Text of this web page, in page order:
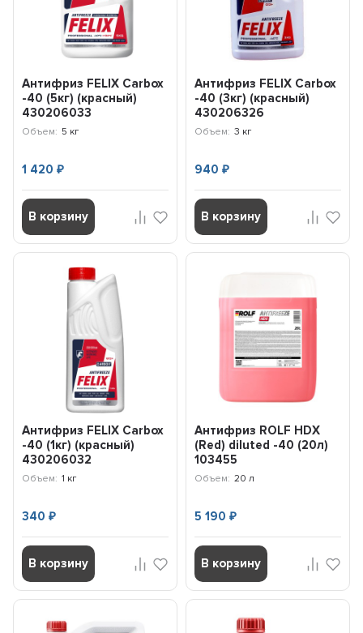
Антифриз FELIX Carbox
-40 (5кг) (красный)
430206033
Объем: 5 кг
1 420₽
В корзину
Антифриз FELIX Carbox
-40 (3кг) (красный)
430206326
Объем: 3 кг
940 ₽
В корзину
Антифриз FELIX Carbox
-40 (1кг) (красный)
430206032
Объем: 1 кг
340₽
В корзину
Антифриз ROLF HDX
(Red) diluted -40 (20л)
103455
Объем: 20 л
5 190 ₽
В корзину